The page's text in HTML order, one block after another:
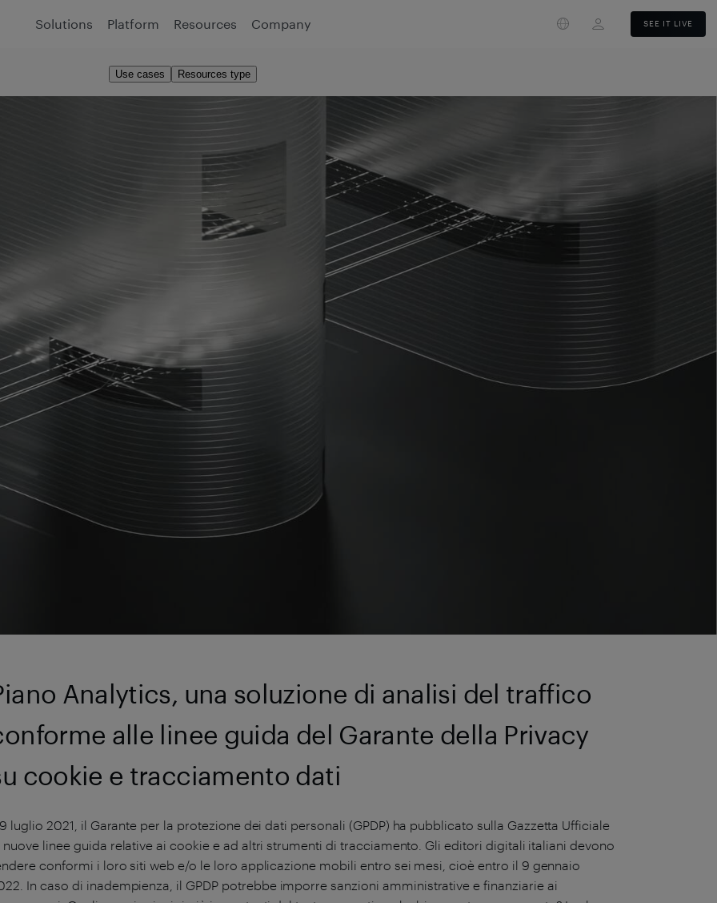
Resources type
Use cases
Analytics, una soluzione di analisi del traffico
alle linee guida del Garante della Privacy
cookie e tracciamento dati
luglio 2021, il Garante per la protezione dei dati personali (GPDP) ha pubblicato sulla Gazzetta Ufficiale
nuove linee guida relative ai cookie e ad altri strumenti di tracciamento. Gli editori digitali italiani devono
conformi i loro siti web e/o le loro applicazione mobili entro sei mesi, cioè entro il 9 gennaio
In caso di inadempienza, il GPDP potrebbe imporre sanzioni amministrative e finanziarie ai
Solutions Platform Resources Company SEE IT LIVE